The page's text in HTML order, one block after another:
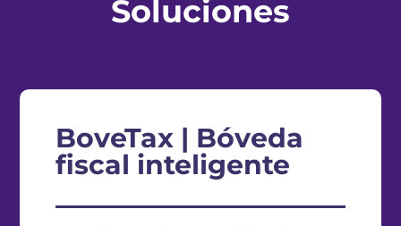
Soluciones
BoveTax | Bóveda
fiscal inteligente